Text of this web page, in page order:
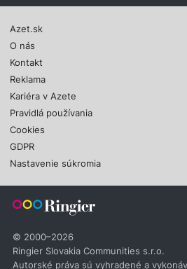
Azet.sk
O nás
Kontakt
Reklama
Kariéra v Azete
Pravidlá používania
Cookies
GDPR
Nastavenie súkromia
© 2000–2026
Ringier Slovakia Communities s.r.o.
Autorské práva sú vyhradené a